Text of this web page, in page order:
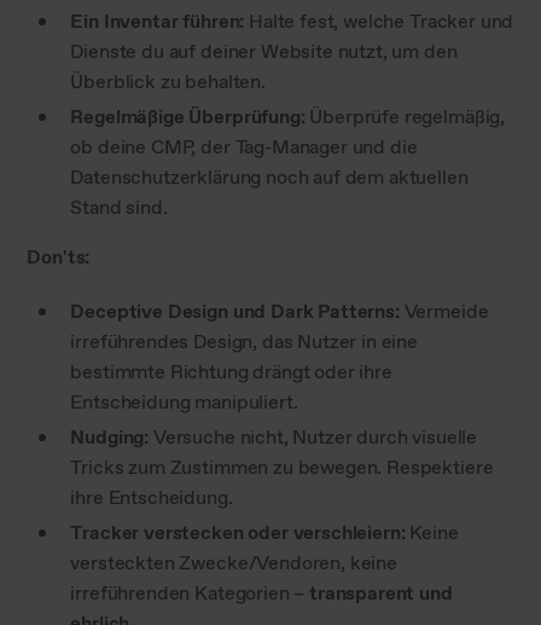
Ein Inventar führen: Halte fest, welche Tracker und
Dienste du auf deiner Website nutzt, um den
Überblick zu behalten.
Regelmäßige Überprüfung: Überprüfe regelmäßig,
ob deine CMP, der Tag-Manager und die
Datenschutzerklärung noch auf dem aktuellen
Stand sind.
Don'ts:
Deceptive Design und Dark Patterns: Vermeide
irreführendes Design, das Nutzer in eine
bestimmte Richtung drängt oder ihre
Entscheidung manipuliert.
Nudging: Versuche nicht, Nutzer durch visuelle
Tricks zum Zustimmen zu bewegen. Respektiere
ihre Entscheidung.
Tracker verstecken oder verschleiern: Keine
versteckten Zwecke/Vendoren, keine
irreführenden Kategorien –transparent und